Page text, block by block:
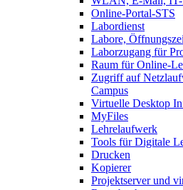
Online-Portal-STS
Labordienst
Labore,
Laborzugang für
Raum für Online-
Zugriff auf
Campus
Virtuelle Desktop
MyFiles
Lehrelaufwerk
Tools für Digitale
Drucken
Kopierer
Projektserver und